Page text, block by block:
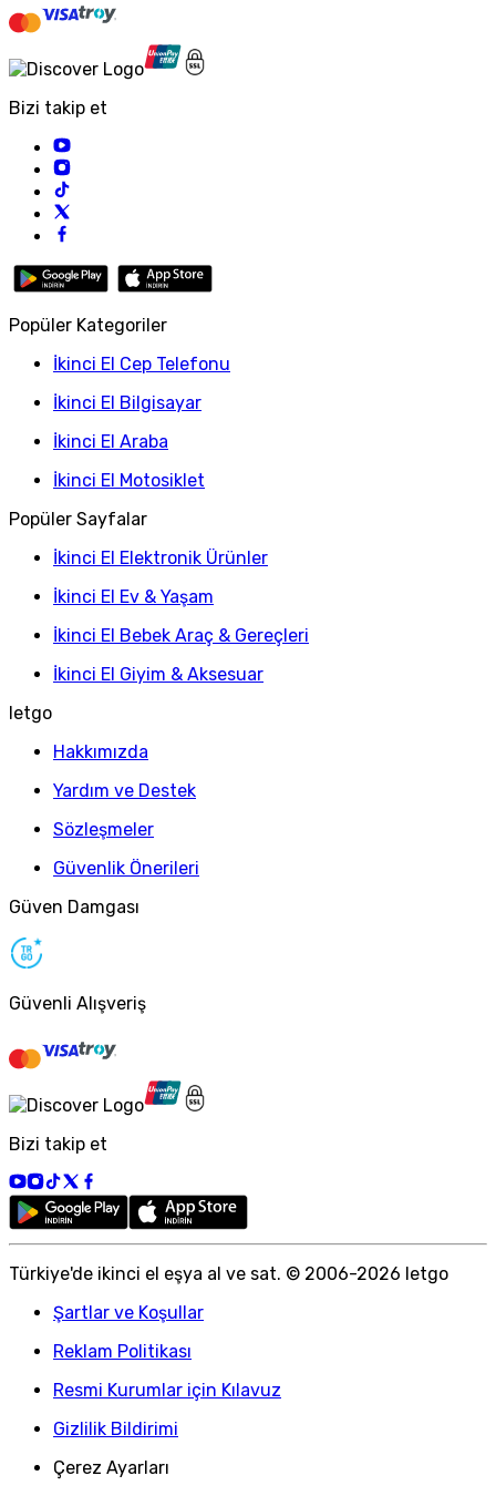
Bizi takip et
Popüler Kategoriler
İkinci El Cep Telefonu
İkinci El Bilgisayar
İkinci El Araba
İkinci El Motosiklet
Popüler Sayfalar
İkinci El Elektronik Ürünler
İkinci El Ev & Yaşam
İkinci El Bebek Araç & Gereçleri
İkinci El Giyim & Aksesuar
letgo
Hakkımızda
Yardım ve Destek
Sözleşmeler
Güvenlik Önerileri
Güven Damgası
Güvenli Alışveriş
Bizi takip et
Türkiye'de ikinci el eşya al ve sat. © 2006-2026 letgo
Şartlar ve Koşullar
Reklam Politikası
Resmi Kurumlar için Kılavuz
Gizlilik Bildirimi
Çerez Ayarları